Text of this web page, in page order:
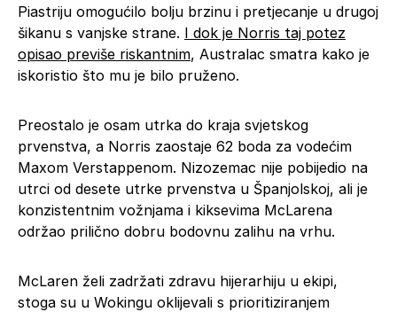
Piastriju omogućilo bolju brzinu i pretjecanje u drugoj
šikanu s vanjske strane. I dok je Norris taj potez
opisao previše riskantnim, Australac smatra kako je
iskoristio što mu je bilo pruženo.
Preostalo je osam utrka do kraja svjetskog
prvenstva, a Norris zaostaje 62 boda za vodećim
Maxom Verstappenom. Nizozemac nije pobijedio na
utrci od desete utrke prvenstva u Španjolskoj, ali je
konzistentnim vožnjama i kiksevima McLarena
održao prilično dobru bodovnu zalihu na vrhu.
McLaren želi zadržati zdravu hijerarhiju u ekipi,
stoga su u Wokingu oklijevali s prioritiziranjem